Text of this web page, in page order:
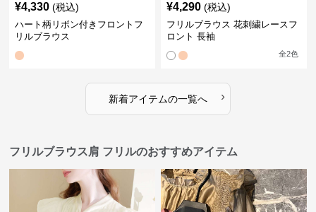
¥4,330 (税込)
ハート柄リボン付きフロントフ
リルブラウス
¥4,290 (税込)
フリルブラウス 花刺繍レースフ
ロント 長袖
全2色
新着アイテムの一覧へ ›
フリルブラウス肩 フリルのおすすめアイテム